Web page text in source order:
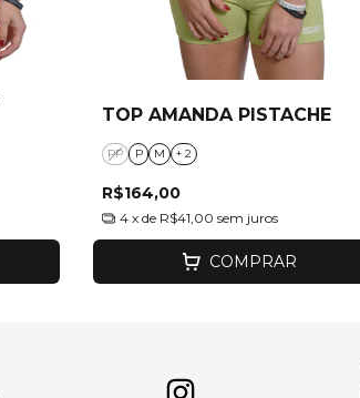
TOP AMANDA PISTACHE
PP P M + 2
R$164,00
4 x de R$41,00 sem juros
COMPRAR